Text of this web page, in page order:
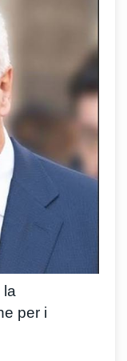
la
per i